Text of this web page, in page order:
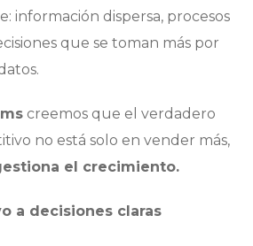
información dispersa, procesos
que se toman más por
creemos que el verdadero
no está solo en vender más,
el crecimiento.
a decisiones claras